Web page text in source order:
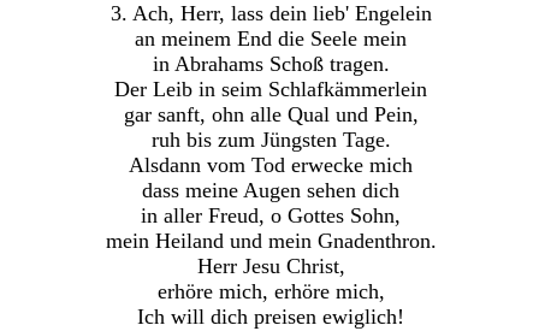
3. Ach, Herr, lass dein lieb' Engelein
an meinem End die Seele mein
in Abrahams Schoß tragen.
Der Leib in seim Schlafkämmerlein
gar sanft, ohn alle Qual und Pein,
ruh bis zum Jüngsten Tage.
Alsdann vom Tod erwecke mich
dass meine Augen sehen dich
in aller Freud, o Gottes Sohn,
mein Heiland und mein Gnadenthron.
Herr Jesu Christ,
erhöre mich, erhöre mich,
Ich will dich preisen ewiglich!